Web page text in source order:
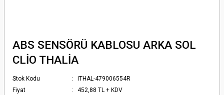
ABS SENSÖRÜ KABLOSU ARKA SOL
CLİO THALİA
Stok Kodu
ITHAL-479006554R
Fiyat
452,88 TL + KDV